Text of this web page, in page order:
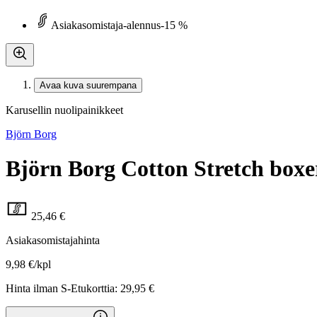
Asiakasomistaja-alennus-15 %
Avaa kuva suurempana
Karusellin nuolipainikkeet
Björn Borg
Björn Borg Cotton Stretch
25,46 €
Asiakasomistajahinta
9,98 €/kpl
Hinta ilman S-Etukorttia: 29,95 €